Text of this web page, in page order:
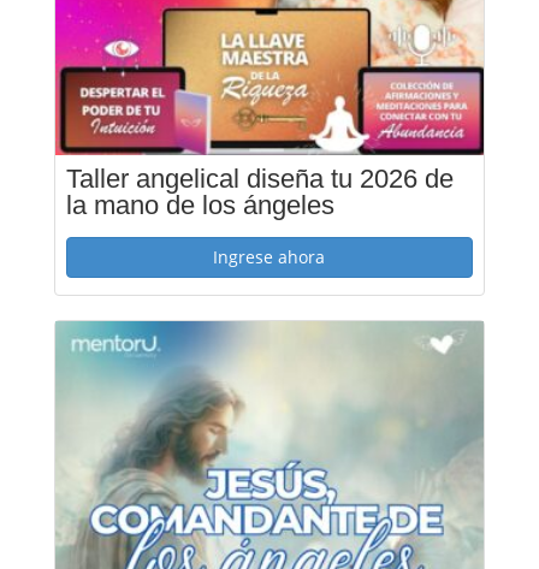
Taller angelical diseña tu 2026 de
la mano de los ángeles
Ingrese ahora